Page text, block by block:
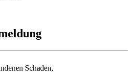
Schaden,